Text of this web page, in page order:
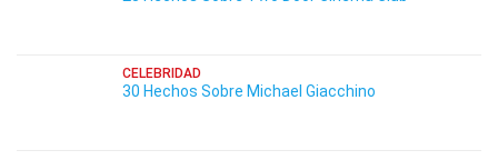
CELEBRIDAD
30 Hechos Sobre Michael Giacchino